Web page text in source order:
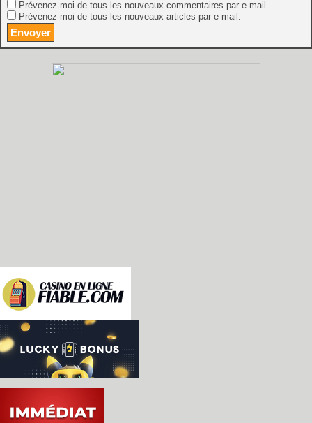
Prévenez-moi de tous les nouveaux commentaires par e-mail.
Prévenez-moi de tous les nouveaux articles par e-mail.